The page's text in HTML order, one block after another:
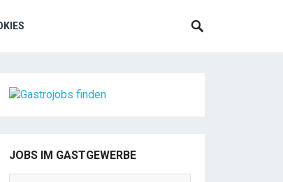
JOBS IM GASTGEWERBE